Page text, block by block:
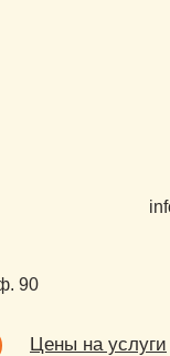
90
Цены на услуги